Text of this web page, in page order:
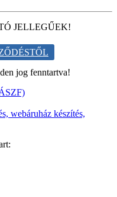
JELLEGŰEK!
jog fenntartva!